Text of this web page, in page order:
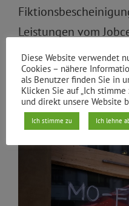
Leistungen vom
VonFraktion Xhain |
Weiterlesen
Diese Website verwendet
Cookies – nähere
als Benutzer finden Sie in
Klicken Sie auf „Ich
und direkt unsere Website
Ich stimme zu Ich lehne